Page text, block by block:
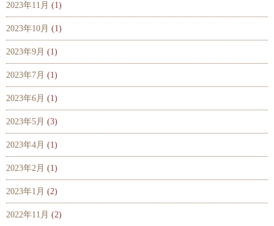
2023年11月 (1)
2023年10月 (1)
2023年9月 (1)
2023年7月 (1)
2023年6月 (1)
2023年5月 (3)
2023年4月 (1)
2023年2月 (1)
2023年1月 (2)
2022年11月 (2)